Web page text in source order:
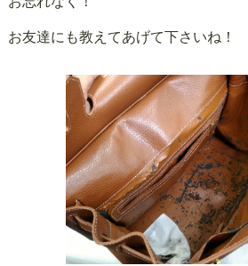
お友達にも教えてあげて下さいね！